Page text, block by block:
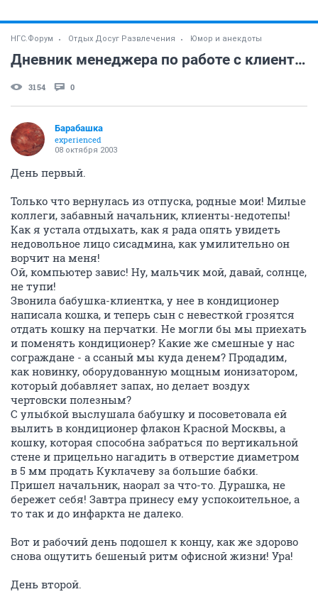
НГС.Форум Отдых Досуг Развлечения Юмор и анекдоты
Дневник менеджера по работе с клиентами
3154 0
Барабашка
experienced
08 октября 2003
День первый.
Только что вернулась из отпуска, родные мои! Милые
коллеги, забавный начальник, клиенты-недотепы!
Как я устала отдыхать, как я рада опять увидеть
недовольное лицо сисадмина, как умилительно он
ворчит на меня!
Ой, компьютер завис! Ну, мальчик мой, давай, солнце,
не тупи!
Звонила бабушка-клиентка, у нее в кондиционер
написала кошка, и теперь сын с невесткой грозятся
отдать кошку на перчатки. Не могли бы мы приехать
и поменять кондиционер? Какие же смешные у нас
сограждане - а ссаный мы куда денем? Продадим,
как новинку, оборудованную мощным ионизатором,
который добавляет запах, но делает воздух
чертовски полезным?
С улыбкой выслушала бабушку и посоветовала ей
вылить в кондиционер флакон Красной Москвы, а
кошку, которая способна забраться по вертикальной
стене и прицельно нагадить в отверстие диаметром
в 5 мм продать Куклачеву за большие бабки.
Пришел начальник, наорал за что-то. Дурашка, не
бережет себя! Завтра принесу ему успокоительное, а
то так и до инфаркта не далеко.
Вот и рабочий день подошел к концу, как же здорово
снова ощутить бешеный ритм офисной жизни! Ура!
День второй.